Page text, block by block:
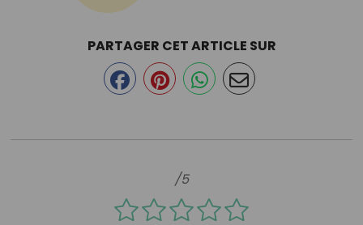
/5
PARTAGER CET ARTICLE SUR